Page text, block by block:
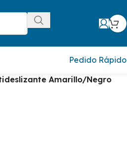
Pedido Rápido
Amarillo/Negro